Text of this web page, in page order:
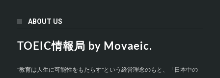
ABOUT US
TOEIC情報局 by Movaeic.
"教育は人生に可能性をもたらす"という経営理念のもと、「日本中の